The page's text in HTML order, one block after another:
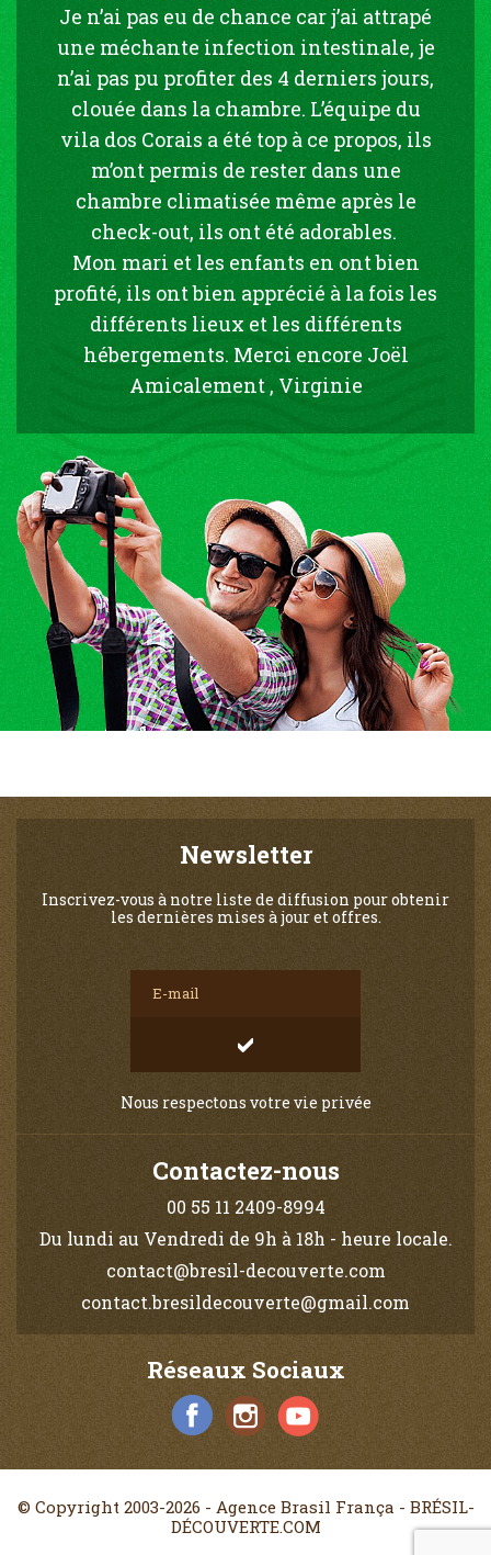
Je n’ai pas eu de chance car j’ai attrapé
une méchante infection intestinale, je
n’ai pas pu profiter des 4 derniers jours,
clouée dans la chambre. L’équipe du
vila dos Corais a été top à ce propos, ils
m’ont permis de rester dans une
chambre climatisée même après le
check-out, ils ont été adorables.
Mon mari et les enfants en ont bien
profité, ils ont bien apprécié à la fois les
différents lieux et les différents
hébergements. Merci encore Joël
Amicalement , Virginie
Newsletter
Inscrivez-vous à notre liste de diffusion pour obtenir
les dernières mises à jour et offres.
Nous respectons votre vie privée
Contactez-nous
00 55 11 2409-8994
Du lundi au Vendredi de 9h à 18h - heure locale.
contact@bresil-decouverte.com
contact.bresildecouverte@gmail.com
Réseaux Sociaux
© Copyright 2003-2026 - Agence Brasil França - BRÉSIL-
DÉCOUVERTE.COM